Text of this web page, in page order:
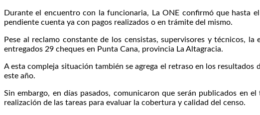
Durante el encuentro con la funcionaria, La ONE confirmó que hasta
pendiente cuenta ya con pagos realizados o en trámite del mismo.
Pese al reclamo constante de los censistas, supervisores y técnicos,
entregados 29 cheques en Punta Cana, provincia La Altagracia.
A esta compleja situación también se agrega el retraso en los
este año.
Sin embargo, en días pasados, comunicaron que serán publicados en
realización de las tareas para evaluar la cobertura y calidad del censo.